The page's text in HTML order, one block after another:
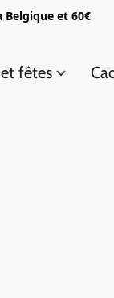
et 60€
fêtes